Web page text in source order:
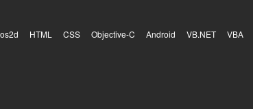
HTML CSS Objective-C Android VB.NET VBA